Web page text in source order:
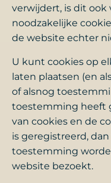
verwijdert, is dit ook
noodzakelijke
de website echter
U kunt cookies op
laten plaatsen (en
of alsnog
toestemming heeft
van cookies en de
is geregistreerd,
toestemming
website bezoekt.